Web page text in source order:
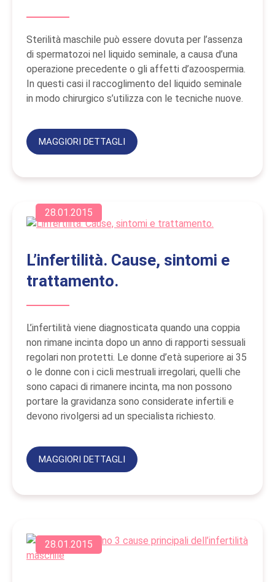
Sterilità maschile può essere dovuta per l’assenza
di spermatozoi nel liquido seminale, a causa d’una
operazione precedente o gli affetti d’azoospermia.
In questi casi il raccoglimento del liquido seminale
in modo chirurgico s’utilizza con le tecniche nuove.
MAGGIORI DETTAGLI
28.01.2015
L’infertilità. Cause, sintomi e
trattamento.
L’infertilità viene diagnosticata quando una coppia
non rimane incinta dopo un anno di rapporti sessuali
regolari non protetti. Le donne d’età superiore ai 35
o le donne con i cicli mestruali irregolari, quelli che
sono capaci di rimanere incinta, ma non possono
portare la gravidanza sono considerate infertili e
devono rivolgersi ad un specialista richiesto.
MAGGIORI DETTAGLI
28.01.2015